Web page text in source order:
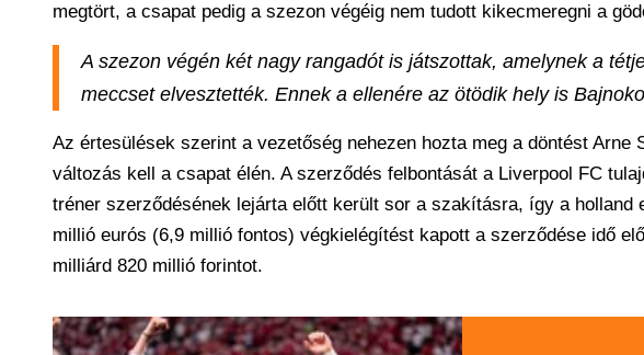
megtört, a csapat pedig a szezon végéig nem tudott kikecmeregni a
A szezon végén két nagy rangadót is játszottak, amelynek a
meccset elvesztették. Ennek a ellenére az ötödik hely is
Az értesülések szerint a vezetőség nehezen hozta meg a döntést
változás kell a csapat élén. A szerződés felbontását a Liverpool FC
tréner szerződésének lejárta előtt került sor a szakításra, így a holland
millió eurós (6,9 millió fontos) végkielégítést kapott a szerződése idő
milliárd 820 millió forintot.